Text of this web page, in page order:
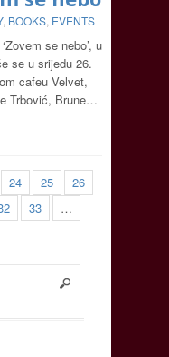
, BOOKS, EVENTS
se nebo’, u
se u srijedu 26.
cafeu Velvet,
Trbović, Brune…
24 25
26
33
…